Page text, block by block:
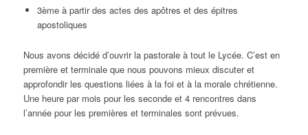
3ème à partir des actes des apôtres et des épitres
apostoliques
Nous avons décidé d’ouvrir la pastorale à tout le Lycée. C’est en
première et terminale que nous pouvons mieux discuter et
approfondir les questions liées à la foi et à la morale chrétienne.
Une heure par mois pour les seconde et 4 rencontres dans
l’année pour les premières et terminales sont prévues.